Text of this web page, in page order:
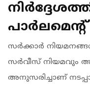
സർക്കാർ
സർവീസ് നിയമവും
അനുസരിച്ചാണ്